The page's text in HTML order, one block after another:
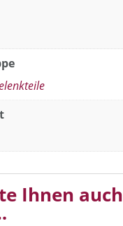
Ihnen auch